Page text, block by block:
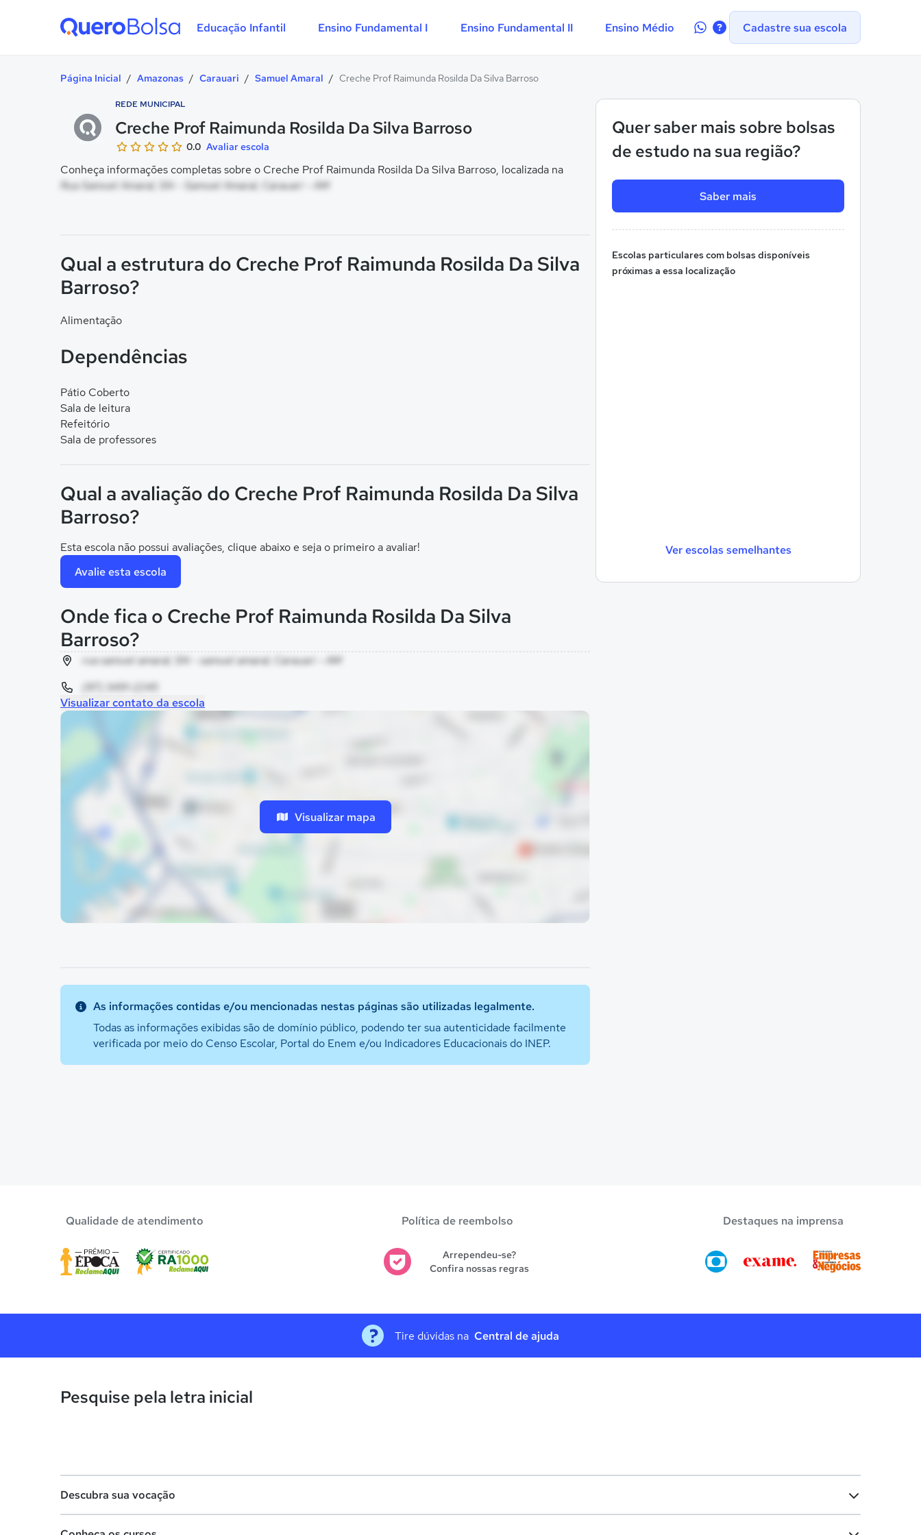
Educação Infantil Ensino Fundamental I Ensino Fundamental II Ensino Médio
Contate-Cadastre sua escola
Página Inicial / Amazonas / Carauari / Samuel Amaral / Creche Prof Raimunda Rosilda Da Silva Barroso
REDE MUNICIPAL
Creche Prof Raimunda Rosilda Da Silva Barroso
0.0 Avaliar escola
Conheça informações completas sobre o Creche Prof Raimunda Rosilda Da Silva Barroso, localizada na
Rua Samuel Amaral, SN - Samuel Amaral, Carauari - AM
Quer saber mais sobre bolsas
de estudo na sua região?
Saber mais
Escolas particulares com bolsas disponíveis
próximas a essa localização
Ver escolas semelhantes
Qual a estrutura do Creche Prof Raimunda Rosilda Da Silva
Barroso?
Alimentação
Dependências
Pátio Coberto
Sala de leitura
Refeitório
Sala de professores
Qual a avaliação do Creche Prof Raimunda Rosilda Da Silva
Barroso?
Esta escola não possui avaliações, clique abaixo e seja o primeiro a avaliar!
Avalie esta escola
Onde fica o Creche Prof Raimunda Rosilda Da Silva
Barroso?
rua samuel amaral, SN - samuel amaral, Carauari - AM
(97) 3491-2245
Visualizar contato da escola
Visualizar mapa
As informações contidas e/ou mencionadas nestas páginas são utilizadas legalmente.
Todas as informações exibidas são de domínio público, podendo ter sua autenticidade facilmente
verificada por meio do Censo Escolar, Portal do Enem e/ou Indicadores Educacionais do INEP.
Qualidade de atendimento Política de reembolso
Arrependeu-se?
Confira nossas regras
Destaques na imprensa
Tire dúvidas na Central de ajuda
Pesquise pela letra inicial
Descubra sua vocação